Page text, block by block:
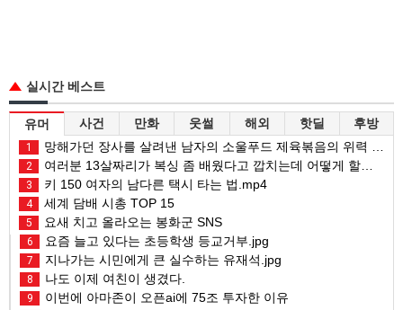
실시간 베스트
유머 사건 만화 웃썰 해외 핫딜 후방
1 망해가던 장사를 살려낸 남자의 소울푸드 제육볶음의 위력 ㅋㅋ
2 여러분 13살짜리가 복싱 좀 배웠다고 깝치는데 어떻게 할까요?
3 키 150 여자의 남다른 택시 타는 법.mp4
4 세계 담배 시총 TOP 15
5 요새 치고 올라오는 봉화군 SNS
6 요즘 늘고 있다는 초등학생 등교거부.jpg
7 지나가는 시민에게 큰 실수하는 유재석.jpg
8 나도 이제 여친이 생겼다.
9 이번에 아마존이 오픈ai에 75조 투자한 이유